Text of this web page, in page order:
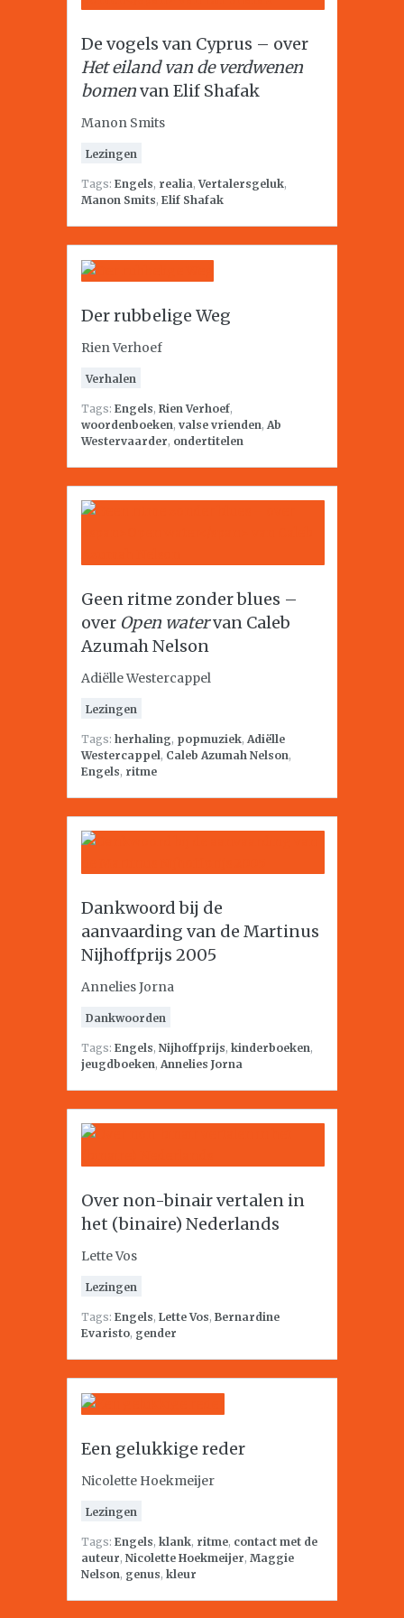
De vogels van Cyprus – over
Het eiland van de verdwenen
bomenvan Elif Shafak
Manon Smits
Lezingen
Tags: Engels, realia,Vertalersgeluk,
Manon Smits, Elif Shafak
Der rubbelige Weg
Rien Verhoef
Verhalen
Tags: Engels, Rien Verhoef,
woordenboeken, valse vrienden, Ab
Westervaarder, ondertitelen
Geen ritme zonder blues –
over Open watervan Caleb
Azumah Nelson
Adiëlle Westercappel
Lezingen
Tags: herhaling, popmuziek, Adiëlle
Westercappel, Caleb Azumah Nelson,
Engels, ritme
Dankwoord bij de
aanvaarding van de Martinus
Nijhoffprijs 2005
Annelies Jorna
Dankwoorden
Tags: Engels, Nijhoffprijs, kinderboeken,
jeugdboeken, Annelies Jorna
Over non-binair vertalen in
het (binaire) Nederlands
Lette Vos
Lezingen
Tags: Engels, Lette Vos, Bernardine
Evaristo, gender
Een gelukkige reder
Nicolette Hoekmeijer
Lezingen
Tags: Engels, klank, ritme, contact met de
auteur, Nicolette Hoekmeijer, Maggie
Nelson, genus, kleur